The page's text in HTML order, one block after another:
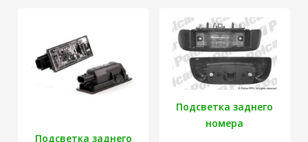
Подсветка заднего
Подсветка заднего
номера